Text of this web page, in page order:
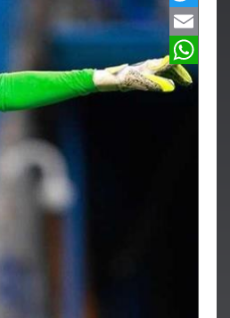
Email
WhatsApp